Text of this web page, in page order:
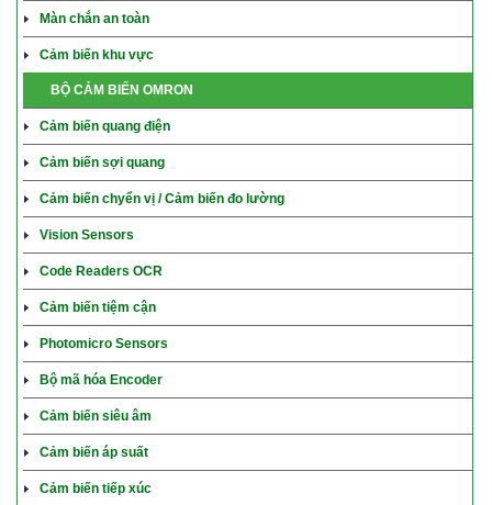
Màn chắn an toàn
Cảm biến khu vực
BỘ CẢM BIẾN OMRON
Cảm biến quang điện
Cảm biến sợi quang
Cảm biến chyển vị / Cảm biến đo lường
Vision Sensors
Code Readers OCR
Cảm biến tiệm cận
Photomicro Sensors
Bộ mã hóa Encoder
Cảm biến siêu âm
Cảm biến áp suất
Cảm biến tiếp xúc